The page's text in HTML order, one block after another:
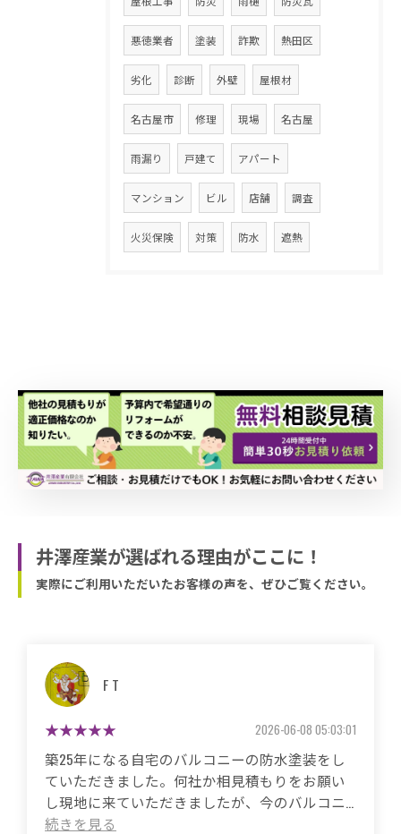
悪徳業者 塗装 詐欺 熱田区
劣化 診断 外壁 屋根材
名古屋市 修理 現場 名古屋
雨漏り 戸建て アパート
マンション ビル 店舗 調査
火災保険 対策 防水 遮熱
井澤産業が選ばれる理由がここに！
実際にご利用いただいたお客様の声を、ぜひご覧ください。
マサコ
2026-05-26 06:48:59
築50年の自宅、20年程前から雨漏りに悩まされ
ていました。
これまで3度天井から雨漏りしてその都度雨漏り
箇所は修繕してもらいましたがスッキリ直った